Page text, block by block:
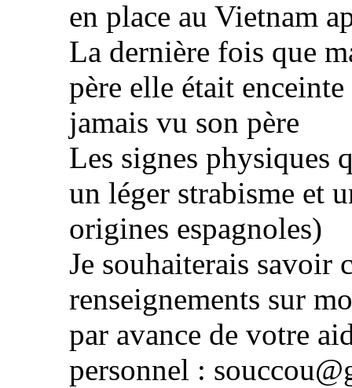
en place au Vietnam
La dernière fois que
père elle était
jamais vu son père
Les signes physiques
un léger strabisme et
origines espagnoles)
Je souhaiterais savoir
renseignements sur
par avance de votre
personnel :